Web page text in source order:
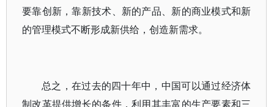
要靠创新，靠新技术、新的产品、新的商业模式和新
的管理模式不断形成新供给，创造新需求。
总之，在过去的四十年中，中国可以通过经济体
制改革提供增长的条件，利用其丰富的生产要素和三